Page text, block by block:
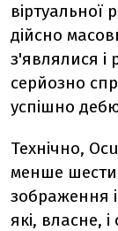
віртуальної
дійсно
з'являлися і
серйозно
успішно
Технічно,
менше шести
зображення
які, власне,